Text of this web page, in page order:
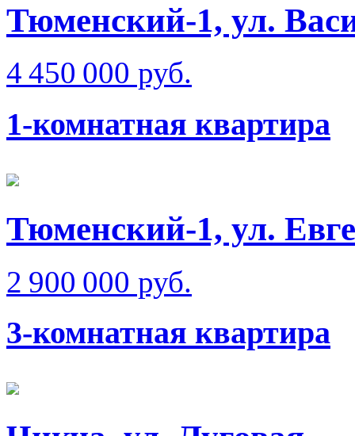
Тюменский-1, ул.
4 450 000 руб.
1-комнатная квартира
Тюменский-1, ул.
2 900 000 руб.
3-комнатная квартира